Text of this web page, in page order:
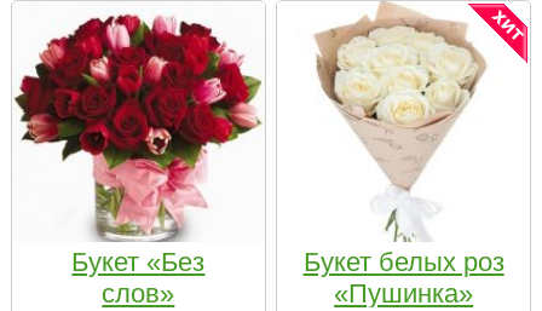
Букет «Без
слов»
Букет белых роз
«Пушинка»